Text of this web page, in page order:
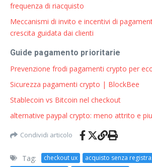
frequenza di riacquisto
Meccanismi di invito e incentivi di
crescita guidata dai clienti
Guide pagamento prioritarie
Prevenzione frodi pagamenti crypto per
Sicurezza pagamenti crypto | BlockBee
Stablecoin vs Bitcoin nel checkout
alternative paypal crypto: meno attrito e
Condividi articolo
Tag: checkout ux
acquisto senza